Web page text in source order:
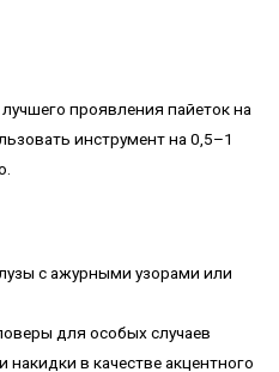
проявления пайеток на
инструмент на 0,5–1
с ажурными узорами или
для особых случаев
в качестве акцентного